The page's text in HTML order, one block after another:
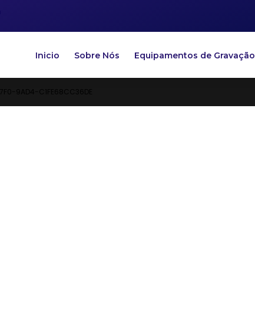
Inicio Sobre Nós Equipamentos de Gravação